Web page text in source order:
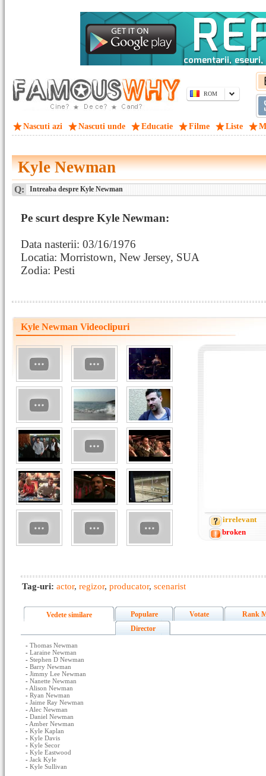
ROM
Nascuti azi Nascuti unde Educatie Filme Liste
Kyle Newman
Q: Intreaba despre Kyle Newman
Pe scurt despre Kyle Newman:
Data nasterii: 03/16/1976
Locatia: Morristown, New Jersey, SUA
Zodia: Pesti
Kyle Newman Videoclipuri
irrelevant
broken
Tag-uri: actor, regizor, producator, scenarist
Vedete similare Populare Votate
Rank
Director
- Thomas Newman
- Laraine Newman
- Stephen D Newman
- Barry Newman
- Jimmy Lee Newman
- Nanette Newman
- Alison Newman
- Ryan Newman
- Jaime Ray Newman
- Alec Newman
- Daniel Newman
- Amber Newman
- Kyle Kaplan
- Kyle Davis
- Kyle Secor
- Kyle Eastwood
- Jack Kyle
- Kyle Sullivan